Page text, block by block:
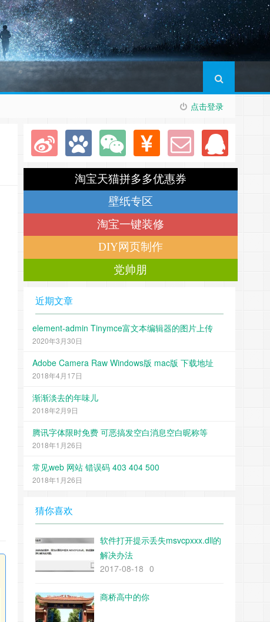
点击登录
淘宝天猫拼多多优惠券
壁纸专区
淘宝一键装修
DIY网页制作
党帅朋
近期文章
element-admin Tinymce富文本编辑器的图片上传
2020年3月30日
Adobe Camera Raw Windows版 mac版 下载地址
2018年4月17日
渐渐淡去的年味儿
2018年2月9日
腾讯字体限时免费 可恶搞发空白消息空白昵称等
2018年1月26日
常见web 网站 错误码 403 404 500
2018年1月26日
猜你喜欢
软件打开提示丢失msvcpxxx.dll的
解决办法
2017-08-18 0
商桥高中的你